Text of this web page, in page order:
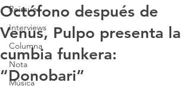
Reissues
Interviews
Columna
Nota
Música
Octófono después de
Venus, Pulpo presenta la
cumbia funkera:
“Donobari”